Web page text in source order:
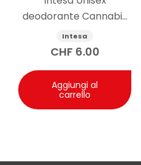
deodorante Cannabis
125ml
Intesa
CHF 6.00
Aggiungi al
carrello